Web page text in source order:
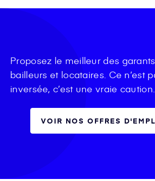
Proposez le meilleur des
bailleurs et locataires. Ce n’est
inversée, c’est une vraie caution.
VOIR NOS OFFRES